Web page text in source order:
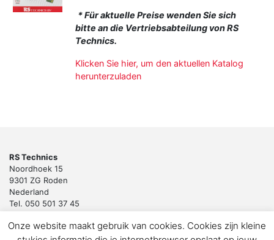
*Für aktuelle Preise wenden Sie sich
bitte an die Vertriebsabteilung von RS
Technics.
Klicken Sie hier, um den aktuellen Katalog
herunterzuladen
RS Technics
Noordhoek 15
9301 ZG Roden
Nederland
Tel. 050 501 37 45
Copyright 2018 by RS Technics BV. All rights reserved.
Onze website maakt gebruik van cookies. Cookies zijn kleine